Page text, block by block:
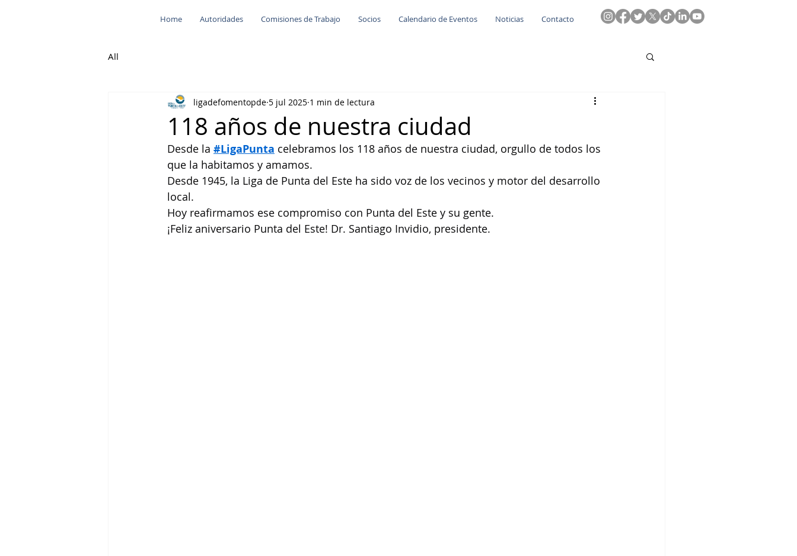
Home Autoridades Comisiones de Trabajo Socios Calendario de Eventos Noticias Contacto
All
118 años de nuestra ciudad
ligadefomentopde 5 jul 2025 1 min de lectura
Desde la #LigaPunta celebramos los 118 años de nuestra ciudad, orgullo de todos los
que la habitamos y amamos.
Desde 1945, la Liga de Punta del Este ha sido voz de los vecinos y motor del desarrollo
local.
Hoy reafirmamos ese compromiso con Punta del Este y su gente.
¡Feliz aniversario Punta del Este! Dr. Santiago Invidio, presidente.